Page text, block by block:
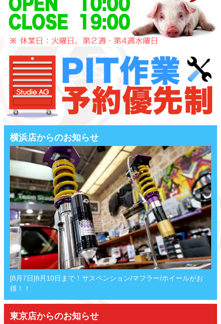
横浜店からのお知らせ
[8月7日]8月10日まで！サスペンション/マフラー/ホイールがお
得！！
東京店からのお知らせ